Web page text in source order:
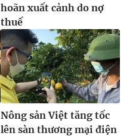
hoãn xuất cảnh do nợ
thuế
Nông sản Việt tăng tốc
lên sàn thương mại điện